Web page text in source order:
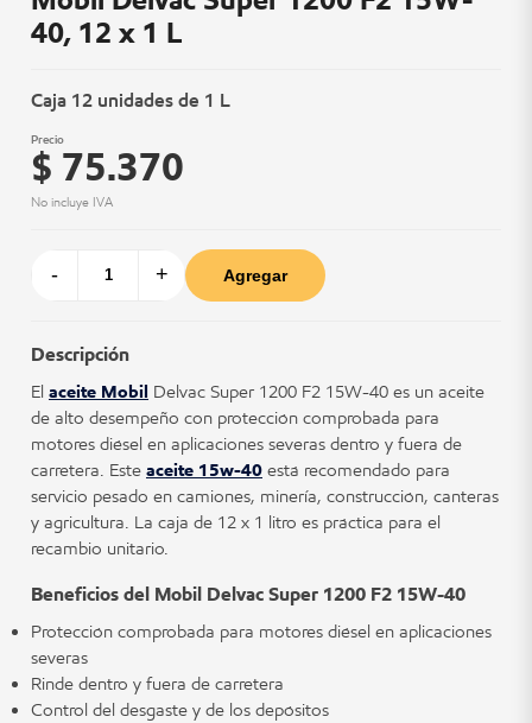
40, 12 x 1 L
Caja 12 unidades de 1 L
Precio
$ 75.370
No incluye IVA
- + Agregar
Descripción
El aceite Mobil Delvac Super 1200 F2 15W-40 es un aceite
de alto desempeño con protección comprobada para
motores diésel en aplicaciones severas dentro y fuera de
carretera. Este aceite 15w-40 está recomendado para
servicio pesado en camiones, minería, construcción, canteras
y agricultura. La caja de 12 x 1 litro es práctica para el
recambio unitario.
Beneficios del Mobil Delvac Super 1200 F2 15W-40
Protección comprobada para motores diésel en aplicaciones
severas
Rinde dentro y fuera de carretera
Control del desgaste y de los depósitos